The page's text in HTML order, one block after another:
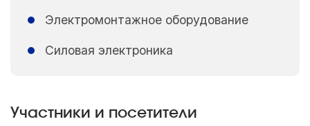
Электромонтажное оборудование
Силовая электроника
Участники и посетители